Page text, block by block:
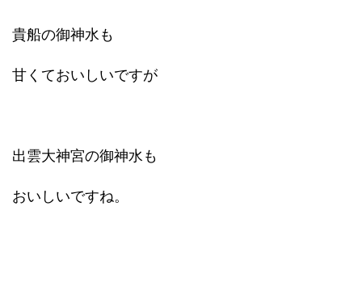
貴船の御神水も
甘くておいしいですが
出雲大神宮の御神水も
おいしいですね。